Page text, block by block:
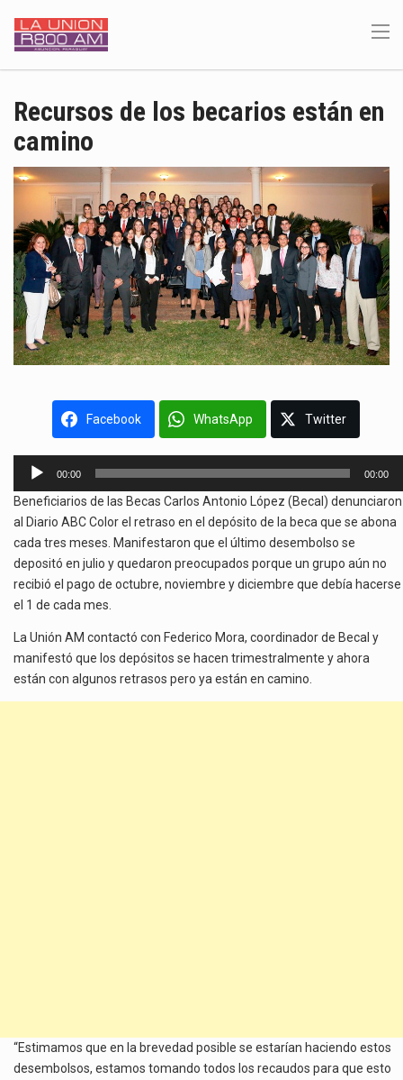
Recursos de los becarios están en
camino
Facebook WhatsApp Twitter
Reproductor
audio
00:00 00:00
Beneficiarios de las Becas Carlos Antonio López (Becal) denunciaron
al Diario ABC Color el retraso en el depósito de la beca que se abona
cada tres meses. Manifestaron que el último desembolso se
depositó en julio y quedaron preocupados porque un grupo aún no
recibió el pago de octubre, noviembre y diciembre que debía hacerse
el 1 de cada mes.
La Unión AM contactó con Federico Mora, coordinador de Becal y
manifestó que los depósitos se hacen trimestralmente y ahora
están con algunos retrasos pero ya están en camino.
“Estimamos que en la brevedad posible se estarían haciendo estos
desembolsos, estamos tomando todos los recaudos para que esto